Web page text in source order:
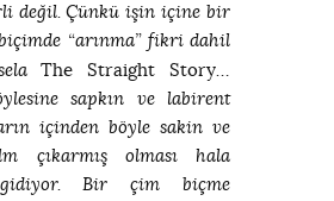
değil. Çünkü işin içine bir
biçimde “arınma” fikri dahil
The Straight Story…
sapkın ve labirent
içinden böyle sakin ve
çıkarmış olması hala
gidiyor. Bir çim biçme